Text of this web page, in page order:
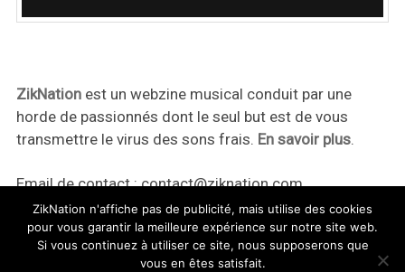
ZikNationest un webzine musical conduit par une
horde de passionnés dont le seul but est de vous
transmettre le virus des sons frais. En savoir plus.
Email de contact :contact@ziknation.com
ZikNation n'affiche pas de publicité, mais utilise des cookies
pour vous garantir la meilleure expérience sur notre site web.
Si vous continuez à utiliser ce site, nous supposerons que
vous en êtes satisfait.